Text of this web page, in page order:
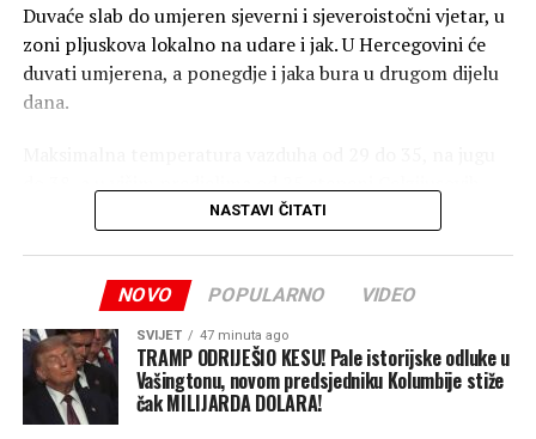
Duvaće slab do umjeren sjeverni i sjeveroistočni vjetar, u
zoni pljuskova lokalno na udare i jak. U Hercegovini će
duvati umjerena, a ponegdje i jaka bura u drugom dijelu
dana.
Prema podacima Federalnog hidrometeorološkog
zavoda, jutros je u većini dijelova Srpske i FBiH sunčano
vrijeme, a na krajnjem sjeveroistoku zabilježeni su
(Srna)
NASTAVI ČITATI
NOVO POPULARNO VIDEO
SVIJET 47 minuta ago
TRAMP ODRIJEŠIO KESU! Pale istorijske odluke u
Vašingtonu, novom predsjedniku Kolumbije stiže
čak MILIJARDA DOLARA!